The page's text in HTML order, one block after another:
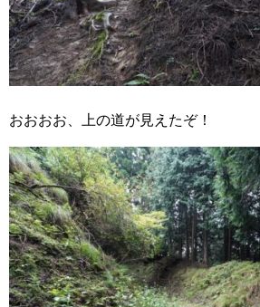
おおおお、上の道が見えたぞ！